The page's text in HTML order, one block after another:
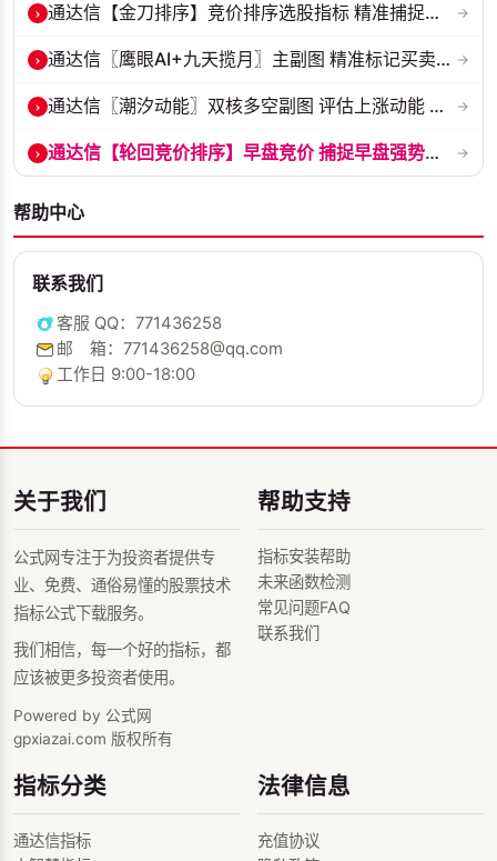
› 通达信【金刀排序】竞价排序选股指标 精准捕捉强势首板 源码 贴图 →
› 通达信〖鹰眼AI+九天揽月〗主副图 精准标记买卖拐点 九维因子共振过滤杂... →
› 通达信〖潮汐动能〗双核多空副图 评估上涨动能 量化判断多空力量的强弱... →
› 通达信【轮回竞价排序】早盘竞价 捕捉早盘强势起爆点 副图排序 源码 贴... →
帮助中心
联系我们
客服 QQ：771436258
邮 箱：771436258@qq.com
工作日 9:00-18:00
关于我们
公式网专注于为投资者提供专
业、免费、通俗易懂的股票技术
指标公式下载服务。
我们相信，每一个好的指标，都
应该被更多投资者使用。
Powered by 公式网
gpxiazai.com 版权所有
帮助支持
指标安装帮助
未来函数检测
常见问题FAQ
联系我们
指标分类
通达信指标
法律信息
充值协议